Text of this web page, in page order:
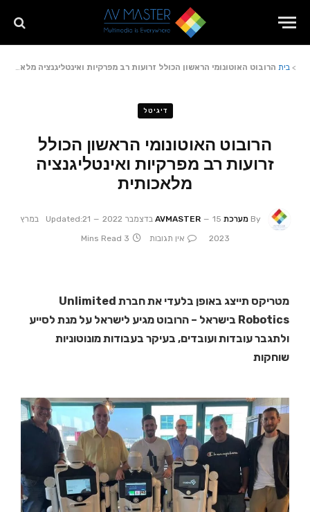
> בית הרובוט האוטונומי הראשון הכולל זרועות רב מפרקיות ואינטליגנציה מלאכותית
דיגיטל
הרובוט האוטונומי הראשון הכולל
זרועות רב מפרקיות ואינטליגנציה
מלאכותית
By מערכת AVMASTER 15 בדצמבר 2022 Updated:
21 במרץ
2023
אין תגובות 3 Mins Read
מטריקס תייצג באופן בלעדי את חברת Unlimited
Robotics בישראל – הרובוט מגיע לישראל על מנת לסייע
ולתגבר עובדות ועובדים, בעיקר בעבודות מונוטוניות
שוחקות